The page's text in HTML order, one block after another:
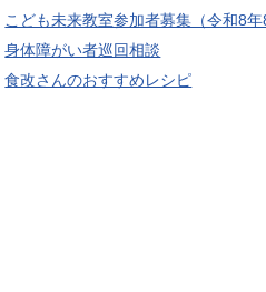
こども未来教室参加者募集（令和8年
身体障がい者巡回相談
食改さんのおすすめレシピ